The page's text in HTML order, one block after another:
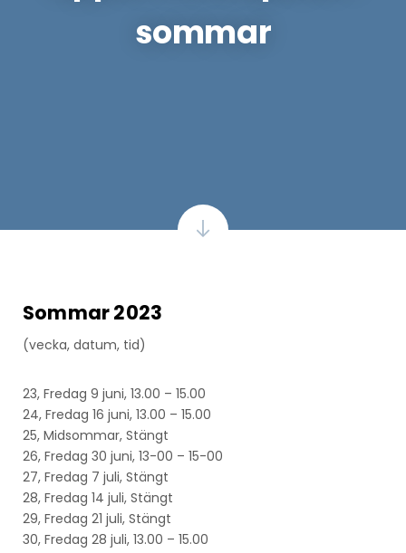
sommar
Sommar 2023
(vecka, datum, tid)
23, Fredag 9 juni, 13.00 – 15.00
24, Fredag 16 juni, 13.00 – 15.00
25, Midsommar, Stängt
26, Fredag 30 juni, 13-00 – 15-00
27, Fredag 7 juli, Stängt
28, Fredag 14 juli, Stängt
29, Fredag 21 juli, Stängt
30, Fredag 28 juli, 13.00 – 15.00